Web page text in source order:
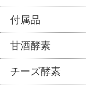
付属品
甘酒酵素
チーズ酵素